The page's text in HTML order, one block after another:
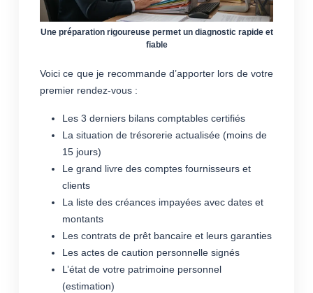
Une préparation rigoureuse permet un diagnostic rapide et
fiable
Voici ce que je recommande d’apporter lors de votre
premier rendez-vous :
Les 3 derniers bilans comptables certifiés
La situation de trésorerie actualisée (moins de
15 jours)
Le grand livre des comptes fournisseurs et
clients
La liste des créances impayées avec dates et
montants
Les contrats de prêt bancaire et leurs garanties
Les actes de caution personnelle signés
L’état de votre patrimoine personnel
(estimation)